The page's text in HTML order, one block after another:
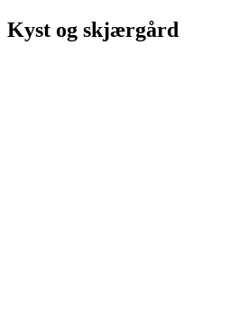
Kyst og skjærgård